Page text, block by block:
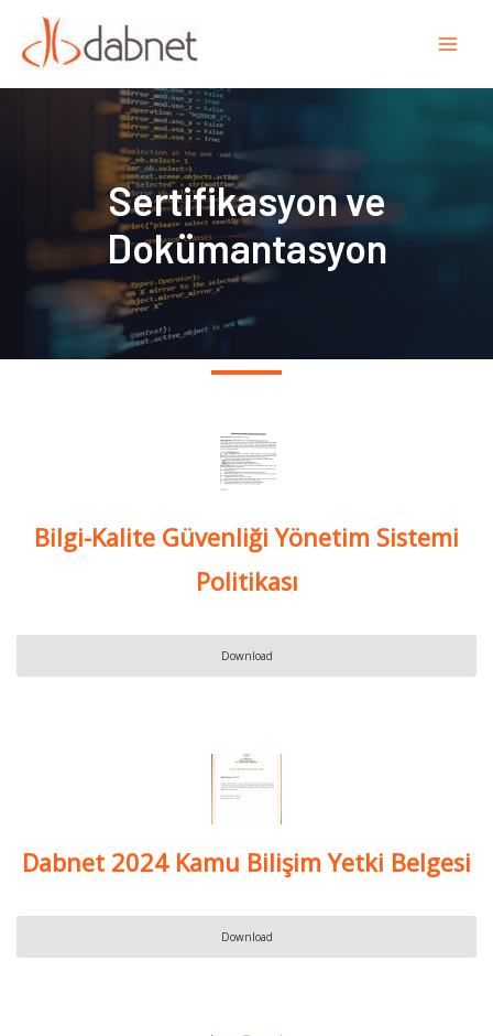
Sertifikasyon ve
Dokümantasyon
Bilgi-Kalite Güvenliği Yönetim Sistemi
Politikası
Download
Dabnet 2024 Kamu Bilişim Yetki Belgesi
Download